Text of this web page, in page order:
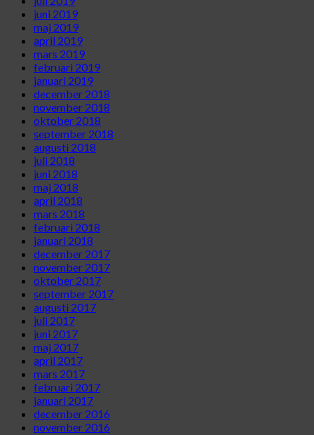
juni 2019
maj 2019
april 2019
mars 2019
februari 2019
januari 2019
december 2018
november 2018
oktober 2018
september 2018
augusti 2018
juli 2018
juni 2018
maj 2018
april 2018
mars 2018
februari 2018
januari 2018
december 2017
november 2017
oktober 2017
september 2017
augusti 2017
juli 2017
juni 2017
maj 2017
april 2017
mars 2017
februari 2017
januari 2017
december 2016
november 2016